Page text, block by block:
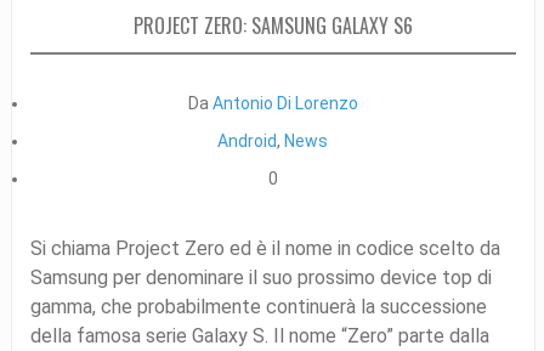
PROJECT ZERO: SAMSUNG GALAXY S6
Da Antonio Di Lorenzo
Android, News
0
Si chiama Project Zero ed è il nome in codice scelto da
Samsung per denominare il suo prossimo device top di
gamma, che probabilmente continuerà la successione
della famosa serie Galaxy S. Il nome “Zero” parte dalla